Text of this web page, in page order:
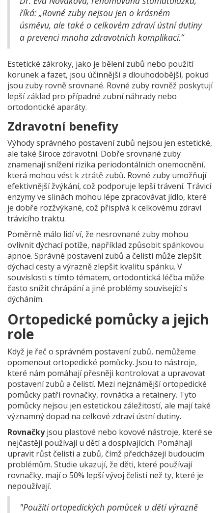
říká: „Rovné zuby nejsou jen o krásném
úsměvu, ale také o celkovém zdraví ústní dutiny
a prevenci mnoha zdravotních komplikací.“
Estetické zákroky, jako je bělení zubů nebo použití
korunek a fazet, jsou účinnější a dlouhodobější, pokud
jsou zuby rovně srovnané. Rovné zuby rovněž poskytují
lepší základ pro případné zubní náhrady nebo
ortodontické aparáty.
Zdravotní benefity
Výhody správného postavení zubů nejsou jen estetické,
ale také široce zdravotní. Dobře srovnané zuby
znamenají snížení rizika periodontálních onemocnění,
která mohou vést k ztrátě zubů. Rovné zuby umožňují
efektivnější žvýkání, což podporuje lepší trávení. Trávicí
enzymy ve slinách mohou lépe zpracovávat jídlo, které
je dobře rozžvýkané, což přispívá k celkovému zdraví
trávicího traktu.
Poměrně málo lidí ví, že nesrovnané zuby mohou
ovlivnit dýchací potíže, například způsobit spánkovou
apnoe. Správné postavení zubů a čelisti může zlepšit
dýchací cesty a výrazně zlepšit kvalitu spánku. V
souvislosti s tímto tématem, ortodontická léčba může
často snížit chrápání a jiné problémy související s
dýcháním.
Ortopedické pomůcky a jejich
role
Když je řeč o správném postavení zubů, nemůžeme
opomenout ortopedické pomůcky. Jsou to nástroje,
které nám pomáhají přesněji kontrolovat a upravovat
postavení zubů a čelistí. Mezi nejznámější ortopedické
pomůcky patří rovnačky, rovnátka a retainery. Tyto
pomůcky nejsou jen estetickou záležitostí, ale mají také
významný dopad na celkové zdraví ústní dutiny.
Rovnačkyjsou plastové nebo kovové nástroje, které se
nejčastěji používají u dětí a dospívajících. Pomáhají
upravit růst čelisti a zubů, čímž předcházejí budoucím
problémům. Studie ukazují, že děti, které používají
rovnačky, mají o 50% lepší vývoj čelisti než ty, které je
nepoužívají.
"Použití ortopedických pomůcek u dětí výrazně